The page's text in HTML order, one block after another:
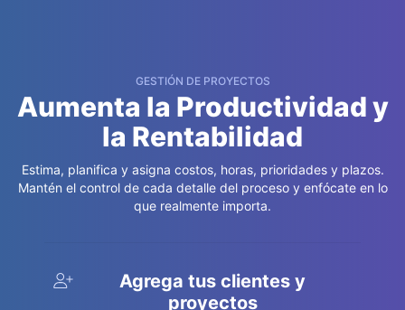
GESTIÓN DE PROYECTOS
Aumenta la Productividad y
la Rentabilidad
Estima, planifica y asigna costos, horas, prioridades y plazos.
Mantén el control de cada detalle del proceso y enfócate en lo
que realmente importa.
Agrega tus clientes y
proyectos